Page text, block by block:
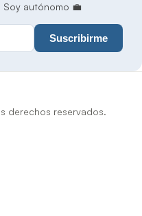
Soy autónomo 💼
Suscribirme
derechos reservados.